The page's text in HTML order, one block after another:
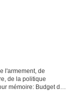
l'armement, de
de la politique
mémoire: Budget de